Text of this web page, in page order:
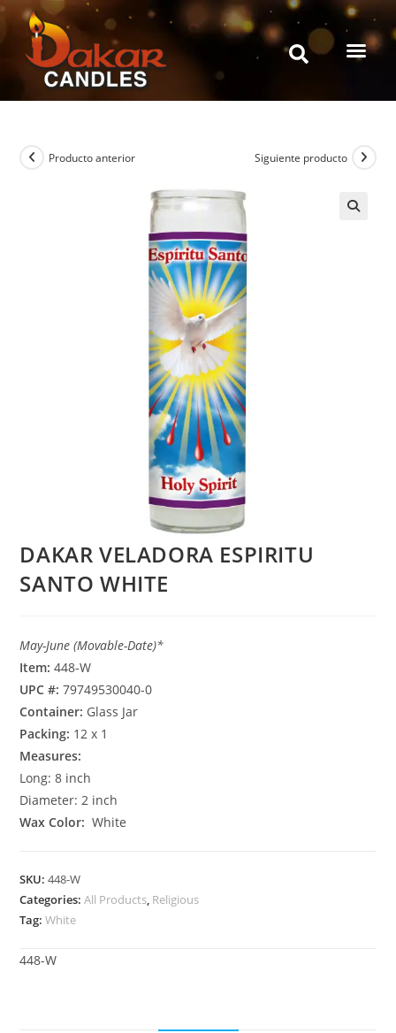
Producto anterior Siguiente producto
DAKAR VELADORA ESPIRITU
SANTO WHITE
May-June (Movable-Date)*
Item: 448-W
UPC #: 79749530040-0
Container: Glass Jar
Packing: 12 x 1
Measures:
Long: 8 inch
Diameter: 2 inch
Wax Color: White
SKU:448-W
Categories:All Products, Religious
Tag:White
448-W